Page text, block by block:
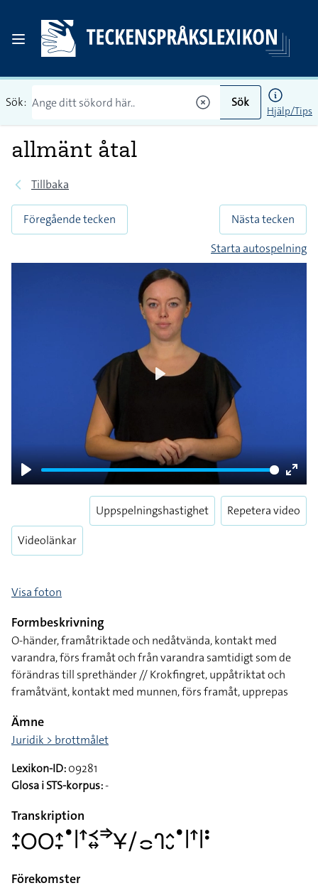
Sök: Sök
Hjälp/Tips
allmänt åtal
Tillbaka
Föregående tecken
Nästa tecken
Starta autospelning
Play
Enter
Videolänkar
Uppspelningshastighet Repetera video
Visa foton
Formbeskrivning
O-händer, framåtriktade och nedåtvända, kontakt med
varandra, förs framåt och från varandra samtidigt som de
förändras till sprethänder // Krokfingret, uppåtriktat och
framåtvänt, kontakt med munnen, förs framåt, upprepas
Ämne
Juridik > brottmålet
Lexikon-ID:09281
Glosa i STS-korpus:-
Transkription
􌤴􌥙􌥆􌥆􌤴􌥙􌤟􌥼􌦃􌥹􌦉􌦆􌥃􌥠􌤌􌤪􌤵􌤷􌤟􌥼􌦃􌥼􌥻
Förekomster